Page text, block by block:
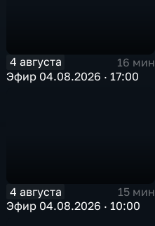
4 августа
16 мин
Эфир 04.08.2026 · 17:00
4 августа
15 мин
Эфир 04.08.2026 · 10:00